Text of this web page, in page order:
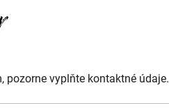
pozorne vyplňte kontaktné údaje.